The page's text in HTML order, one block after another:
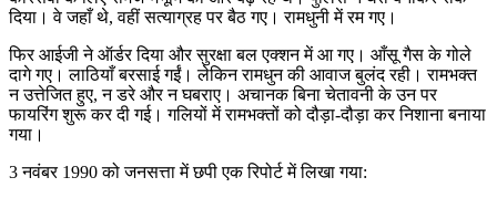
दिया। वे जहाँ थे, वहीं सत्याग्रह पर बैठ गए। रामधुनी में रम गए।
फिर आईजी ने ऑर्डर दिया और सुरक्षा बल एक्शन में आ गए। आँसू गैस के गोले
दागे गए। लाठियाँ बरसाई गईं। लेकिन रामधुन की आवाज बुलंद रही। रामभक्त
न उत्तेजित हुए, न डरे और न घबराए। अचानक बिना चेतावनी के उन पर
फायरिंग शुरू कर दी गई। गलियों में रामभक्तों को दौड़ा-दौड़ा कर निशाना बनाया
गया।
3 नवंबर 1990 को जनसत्ता में छपी एक रिपोर्ट में लिखा गया: